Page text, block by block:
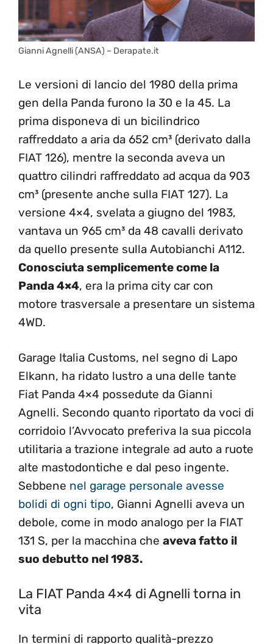
Gianni Agnelli (ANSA) – Derapate.it
Le versioni di lancio del 1980 della prima
gen della Panda furono la 30 e la 45. La
prima disponeva di un bicilindrico
raffreddato a aria da 652 cm³ (derivato dalla
FIAT 126), mentre la seconda aveva un
quattro cilindri raffreddato ad acqua da 903
cm³ (presente anche sulla FIAT 127). La
versione 4×4, svelata a giugno del 1983,
vantava un 965 cm³ da 48 cavalli derivato
da quello presente sulla Autobianchi A112.
Conosciuta semplicemente come la
Panda 4×4, era la prima city car con
motore trasversale a presentare un sistema
4WD.
Garage Italia Customs, nel segno di Lapo
Elkann, ha ridato lustro a una delle tante
Fiat Panda 4×4 possedute da Gianni
Agnelli. Secondo quanto riportato da voci di
corridoio l’Avvocato preferiva la sua piccola
utilitaria a trazione integrale ad auto a ruote
alte mastodontiche e dal peso ingente.
Sebbene nel garage personale avesse
bolidi di ogni tipo, Gianni Agnelli aveva un
debole, come in modo analogo per la FIAT
131 S, per la macchina che aveva fatto il
suo debutto nel 1983.
La FIAT Panda 4×4 di Agnelli torna in
vita
In termini di rapporto qualità-prezzo